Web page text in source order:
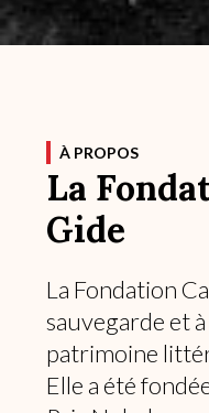
À PROPOS
La
Gide
La Fondation
sauvegarde et
patrimoine
Elle a été